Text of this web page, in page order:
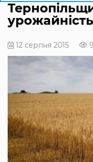
12 серпня 2015